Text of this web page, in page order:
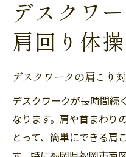
デスクワ
肩回り体
デスクワークの肩こり
デスクワークが長時間続
なります。肩や首まわり
とって、簡単にできる肩